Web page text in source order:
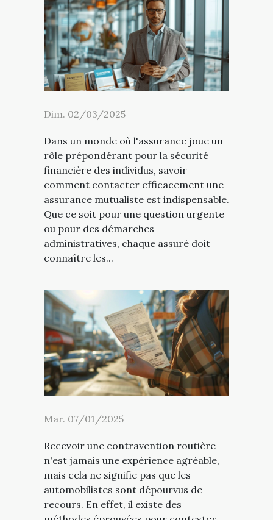
Dim. 02/03/2025
Dans un monde où l'assurance joue un
rôle prépondérant pour la sécurité
financière des individus, savoir
comment contacter efficacement une
assurance mutualiste est indispensable.
Que ce soit pour une question urgente
ou pour des démarches
administratives, chaque assuré doit
connaître les...
Mar. 07/01/2025
Recevoir une contravention routière
n'est jamais une expérience agréable,
mais cela ne signifie pas que les
automobilistes sont dépourvus de
recours. En effet, il existe des